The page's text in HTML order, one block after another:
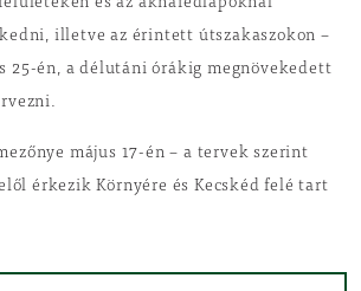
és az aknafedlapoknál
illetve az érintett útszakaszokon –
25-én, a délutáni órákig megnövekedett
május 17-én – a tervek szerint
érkezik Környére és Kecskéd felé tart